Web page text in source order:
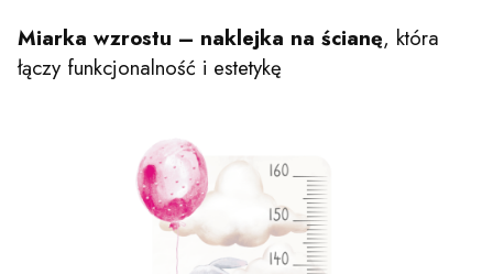
Miarka wzrostu – naklejka na ścianę, która
łączy funkcjonalność i estetykę